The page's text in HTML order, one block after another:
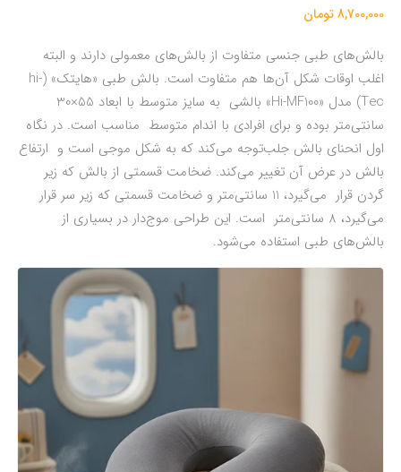
8,700,000 تومان
بالش‌های طبی جنسی متفاوت از بالش‌های معمولی دارند و البته
اغلب اوقات شکل آن‌ها هم متفاوت است. بالش طبی «هایتک» (hi-
Tec) مدل «Hi-MF100» بالشی به سایز متوسط با ابعاد 55×30
سانتی‌متر بوده و برای افرادی با اندام متوسط مناسب است. در نگاه
اول انحنای بالش جلب‌توجه می‌کند که به شکل موجی است و ارتفاع
بالش در عرض آن تغییر می‌کند. ضخامت قسمتی از بالش که زیر
گردن قرار می‌گیرد، 11 سانتی‌متر و ضخامت قسمتی که زیر سر قرار
می‌گیرد، 8 سانتی‌متر است. این طراحی موج‌دار در بسیاری از
بالش‌های طبی استفاده می‌شود.